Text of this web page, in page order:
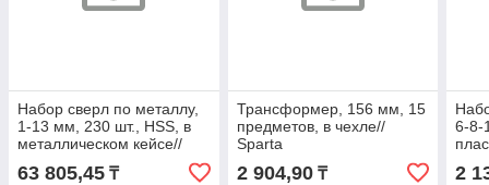
Набор сверл по металлу,
1-13 мм, 230 шт., HSS, в
металлическом кейсе//
63 805,45 ₸
Трансформер, 156 мм, 15
предметов, в чехле//
Sparta
2 904,90₸
6-8-
2